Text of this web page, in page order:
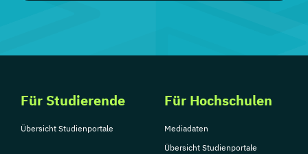
Für Studierende
Übersicht Studienportale
Für Hochschulen
Mediadaten
Übersicht Studienportale